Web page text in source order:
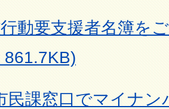
動要支援者名簿を
861.7KB)
民課窓口でマイナ